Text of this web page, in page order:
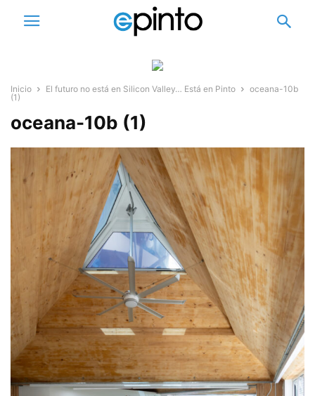
Inicio El futuro no está en Silicon Valley… Está en Pinto
oceana-10b
(1)
oceana-10b (1)